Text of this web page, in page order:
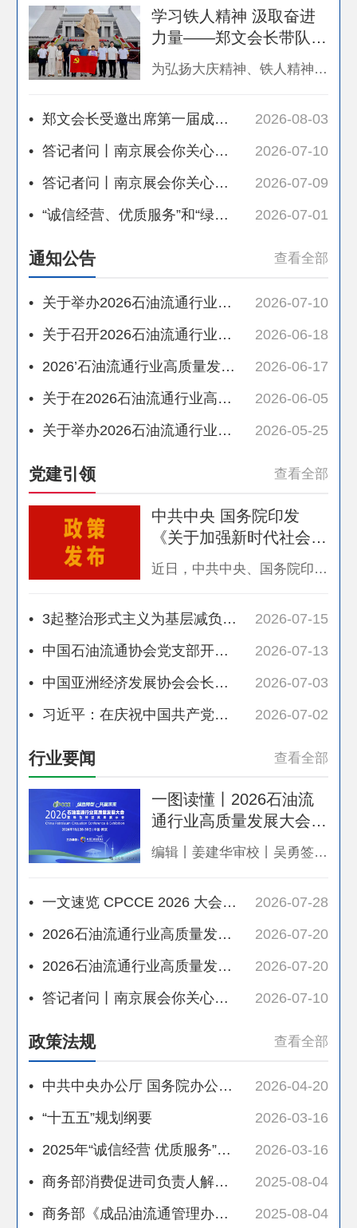
学习铁人精神 汲取奋进
力量——郑文会长带队赴
大庆铁人王进喜纪念馆参
观学习
为弘扬大庆精神、铁人精神，激励新时代石油流通行业工作者不忘初心、牢记使命。2026年8月2日，中国石油流通协会会长郑文带队赴黑龙江省大庆市铁人王进喜纪念馆参观学习，追寻铁人足迹，感悟铁人精神，汲取奋进力量。北京市石油流通行业协会会长孙勤凤、秘书长李莉、规范运行部部长彭大治、副秘书长王俊梅，中国石油流通协会副秘书长吴勇等人员参加学习。铁人王进喜纪念馆是为纪念铁人王进喜而建，是我国第一座工人纪念馆。纪念馆以
• 郑文会长受邀出席第一届成品油流通行业数智化发展论坛
2026-08-03
• 答记者问丨南京展会你关心的问题 我们一一回应（二）
2026-07-10
• 答记者问丨南京展会你关心的问题 我们一一回应（一）
2026-07-09
• “诚信经营、优质服务”和“绿色低碳转型”两项活动推进会在南京召开 2026-07-01
通知公告 查看全部
• 关于举办2026石油流通行业高质量发展大会暨绿色转型成果展示会的第二轮通知
2026-07-10
• 关于召开2026石油流通行业高质量发展大会暨绿色转型成果展示会推介会和两项活动推进会的通知
2026-06-18
• 2026’石油流通行业高质量发展大会暨绿色转型成果展示会邀请函
2026-06-17
• 关于在2026石油流通行业高质量发展大会暨绿色转型成果展示会上申办分会的通知
2026-06-05
• 关于举办2026石油流通行业高质量发展大会暨绿色转型成果展示会的第一轮通知 2026-05-25
党建引领 查看全部
中共中央 国务院印发
《关于加强新时代社会工
作的意见》
近日，中共中央、国务院印发《关于加强新时代社会工作的意见》（以下简称《意见》），对加强新时代社会工作作出部署。 《意见》指出，社会工作是党和国家工作的重要组成部分，事关党长期执政和国家长治久安，事关社会和谐稳定和人民幸福安康。加强新时代社会工作，要坚持以习近平新时代中国特色社会主义思想为指导，深入贯彻党的二十大和二十届历次全会精神，认真落实四中全会部署，全面贯彻习近平总书记关于社会工作的重要论述
• 3起整治形式主义为基层减负典型问题，公开通报！
2026-07-15
• 中国石油流通协会党支部开展庆“七一”系列主题党日活动
2026-07-13
• 中国亚洲经济发展协会会长权顺基接受纪律审查和监察调查
2026-07-03
• 习近平：在庆祝中国共产党成立105周年大会上的讲话 2026-07-02
行业要闻 查看全部
一图读懂丨2026石油流
通行业高质量发展大会暨
绿色转型成果展示会
编辑丨姜建华审校丨吴勇签发丨肖铁岩
• 一文速览 CPCCE 2026 大会及展示会全貌
2026-07-28
• 2026石油流通行业高质量发展大会暨绿色转型成果展示会全景指南
2026-07-20
• 2026石油流通行业高质量发展大会暨绿色转型成果展示会倒计时100天
2026-07-20
• 答记者问丨南京展会你关心的问题 我们一一回应（二） 2026-07-10
政策法规 查看全部
• 中共中央办公厅 国务院办公厅关于推动行业协会商会深化改革的意见
2026-04-20
• “十五五”规划纲要
2026-03-16
• 2025年“诚信经营 优质服务”典型案例推荐——中油首汽北京二号站
2026-03-16
• 商务部消费促进司负责人解读《成品油流通管理办法》
2025-08-04
• 商务部《成品油流通管理办法》正式发布 2025-08-04